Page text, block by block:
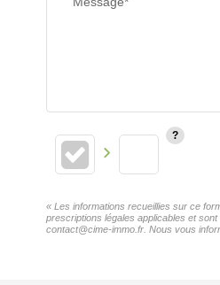
« Les informations recueillies sur ce
prescriptions légales applicables et
contact@cime-immo.fr. Nous vous